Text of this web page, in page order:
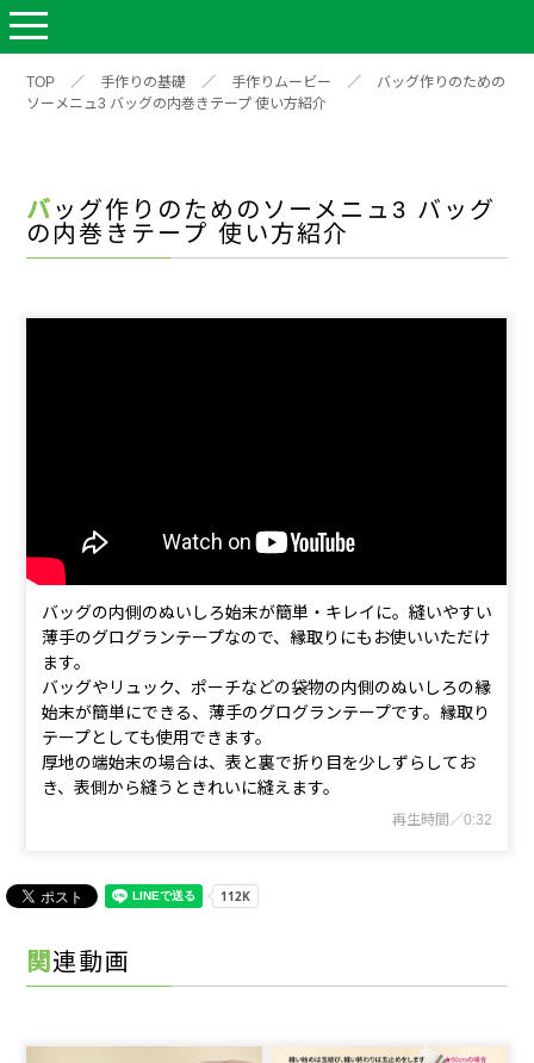
TOP ／ 手作りの基礎 ／ 手作りムービー ／
バッグ作りのための
ソーメニュ3 バッグの内巻きテープ 使い方紹介
バッグ作りのためのソーメニュ3 バッグ
の内巻きテープ 使い方紹介
バッグの内側のぬいしろ始末が簡単・キレイに。縫いやすい
薄手のグログランテープなので、縁取りにもお使いいただけ
ます。
バッグやリュック、ポーチなどの袋物の内側のぬいしろの縁
始末が簡単にできる、薄手のグログランテープです。縁取り
テープとしても使用できます。
厚地の端始末の場合は、表と裏で折り目を少しずらしてお
き、表側から縫うときれいに縫えます。
再生時間／0:32
関連動画